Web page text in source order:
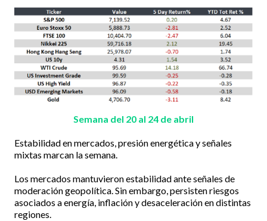
Semana del 20 al 24 de abril
Estabilidad en mercados, presión energética y señales
mixtas marcan la semana.
Los mercados mantuvieron estabilidad ante señales de
moderación geopolítica. Sin embargo, persisten riesgos
asociados a energía, inflación y desaceleración en distintas
regiones.